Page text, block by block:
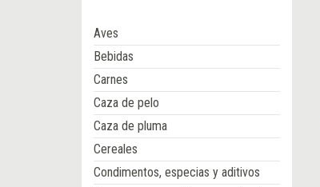
Aves
Bebidas
Carnes
Caza de pelo
Caza de pluma
Cereales
Condimentos, especias y aditivos